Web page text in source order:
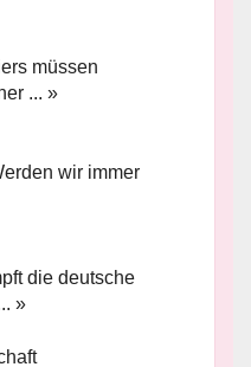
müssen
... »
wir immer
die deutsche
»